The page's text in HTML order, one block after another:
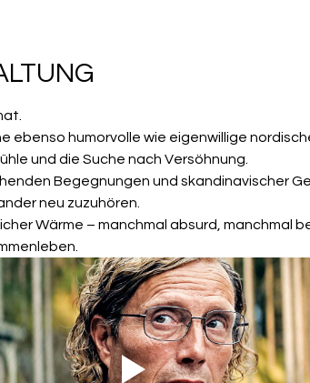
ebenso humorvolle wie eigenwillige
und die Suche nach Versöhnung.
Begegnungen und skandinavischer
neu zuzuhören.
Wärme – manchmal absurd, manchmal